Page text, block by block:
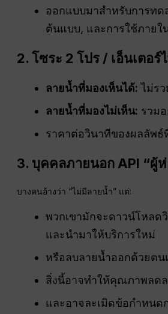
ออกแบบมาสำหรับการทด
ต้นแบบ, และการใช้ภายใ
2. โซระ 2 โปร / เอ็นเตอร์
ลายน้ำที่มองเห็นได้: ไม่รว
ลายน้ำที่มองไม่เห็น: รวม
ราคาต่อวินาทีของผลลัพธ์
3. บุคคลภายนอก API “ผู้
บางคนอ้างว่า “ไม่มีลายน้ำ” แต่:
พวกเขามักจะดาวน์โหลด
และนำมาให้บริการใหม่
หรือลบลายน้ำออกด้วยตน
สิ่งนี้อาจทำให้คุณภาพลด
และอาจละเมิดข้อกำหนด